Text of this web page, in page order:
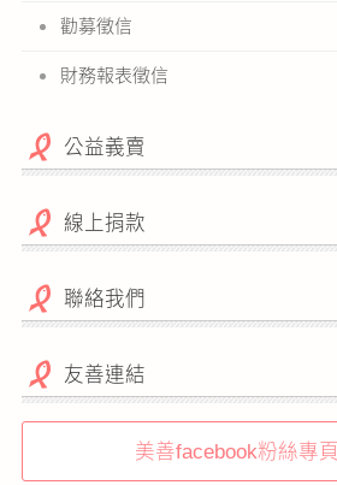
勸募徵信
財務報表徵信
公益義賣
線上捐款
聯絡我們
友善連結
美善facebook粉絲專頁